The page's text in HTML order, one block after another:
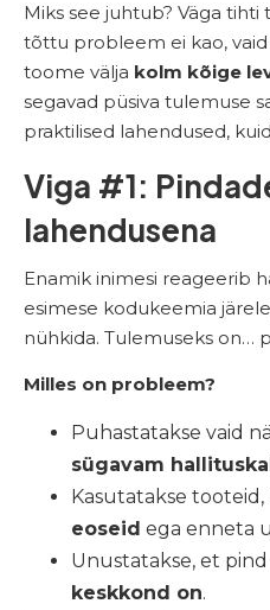
Miks see juhtub? Väga tihti
tõttu probleem ei kao,
toome välja kolm kõige
segavad püsiva tulemuse
praktilised lahendused,
Viga #1:
lahendusena
Enamik inimesi reageerib
esimese kodukeemia
nühkida. Tulemuseks on…
Milles on probleem?
Puhastatakse vaid
sügavam
Kasutatakse tooteid,
eoseid ega enneta
Unustatakse, et
keskkond on.